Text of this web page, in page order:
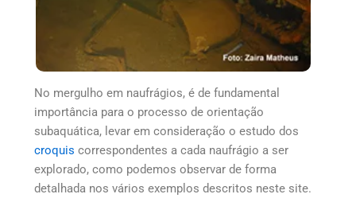
No mergulho em naufrágios, é de fundamental
importância para o processo de orientação
subaquática, levar em consideração o estudo dos
croquis correspondentes a cada naufrágio a ser
explorado, como podemos observar de forma
detalhada nos vários exemplos descritos neste site.